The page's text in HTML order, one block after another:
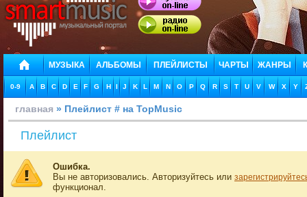
МУЗЫКА АЛЬБОМЫ ПЛЕЙЛИСТЫ ЧАРТЫ ЖАНРЫ
0-9 A B C D E F G H I J K L M N O P Q R S T U V W X Y
главная » Плейлист # на TopMusic
Плейлист
Ошибка.
Вы не авторизовались. Авторизуйтесь или
функционал.